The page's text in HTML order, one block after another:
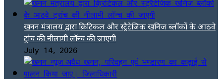
खनन मंत्रालय द्वारा क्रिटिकल और स्ट्रैटेजिक खनिज ब्लॉकों के आठवे
ट्रांच की नीलामी लॉन्च की जाएगी
July 14, 2026